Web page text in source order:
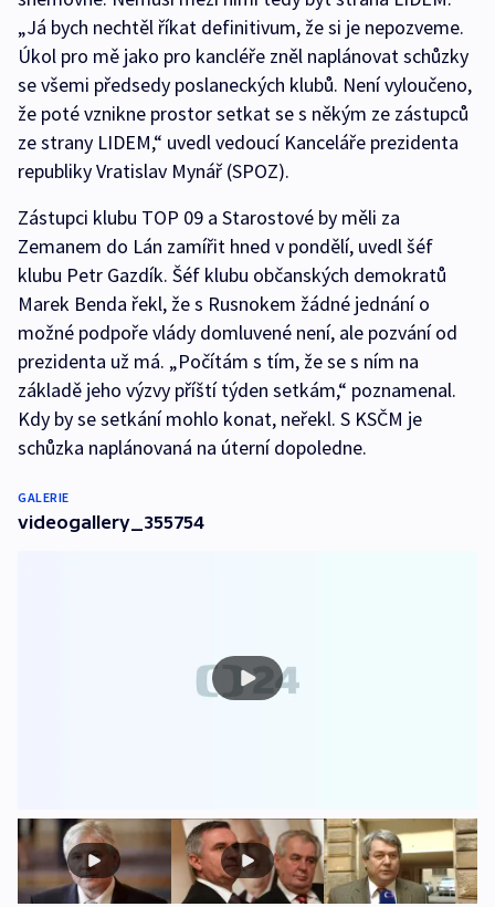
„Já bych nechtěl říkat definitivum, že si je nepozveme.
Úkol pro mě jako pro kancléře zněl naplánovat schůzky
se všemi předsedy poslaneckých klubů. Není vyloučeno,
že poté vznikne prostor setkat se s někým ze zástupců
ze strany LIDEM,“ uvedl vedoucí Kanceláře prezidenta
republiky Vratislav Mynář (SPOZ).
Zástupci klubu TOP 09 a Starostové by měli za
Zemanem do Lán zamířit hned v pondělí, uvedl šéf
klubu Petr Gazdík. Šéf klubu občanských demokratů
Marek Benda řekl, že s Rusnokem žádné jednání o
možné podpoře vlády domluvené není, ale pozvání od
prezidenta už má. „Počítám s tím, že se s ním na
základě jeho výzvy příští týden setkám,“ poznamenal.
Kdy by se setkání mohlo konat, neřekl. S KSČM je
schůzka naplánovaná na úterní dopoledne.
GALERIE
videogallery_355754